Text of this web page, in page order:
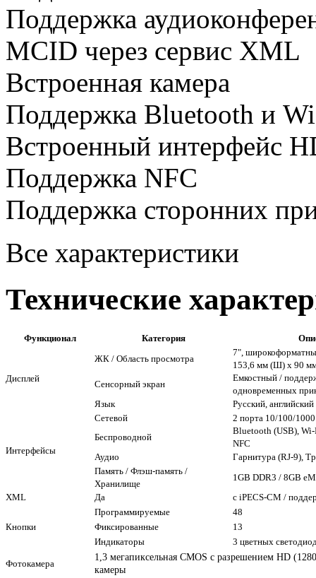
Поддержка
MCID через сервис XML
Встроенная камера
Поддержка Bluetooth и
Встроенный интерфейс
Поддержка NFC
Поддержка сторонних
Все характеристики
Технические
Функционал Категория
Дисплей
ЖК / Область просмотра
7",
153,6 мм (Ш) х 90
Сенсорный экран
Емкостный /
одновременных
Язык
Русский, английский
Интерфейсы
Сетевой
2 порта 10/100/
Беспроводной
Bluetooth (USB),
NFC
Аудио
Гарнитура (RJ-9),
Память / Флэш-память /
Хранилище
1GB DDR3 / 8GB
XML
Да с iPECS-CM /
Кнопки
Программируемые
48
Фиксированные
13
Индикаторы
3 цветных
Фотокамера
1,3 мегапиксельная CMOS с разрешением HD
камеры